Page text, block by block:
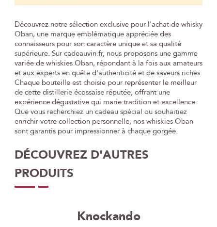
Découvrez notre sélection exclusive pour l'achat de whisky
Oban, une marque emblématique appréciée des
connaisseurs pour son caractère unique et sa qualité
supérieure. Sur cadeauvin.fr, nous proposons une gamme
variée de whiskies Oban, répondant à la fois aux amateurs
et aux experts en quête d'authenticité et de saveurs riches.
Chaque bouteille est choisie pour représenter le meilleur
de cette distillerie écossaise réputée, offrant une
expérience dégustative qui marie tradition et excellence.
Que vous recherchiez un cadeau spécial ou souhaitiez
enrichir votre collection personnelle, nos whiskies Oban
sont garantis pour impressionner à chaque gorgée.
DÉCOUVREZ D'AUTRES
PRODUITS
Knockando